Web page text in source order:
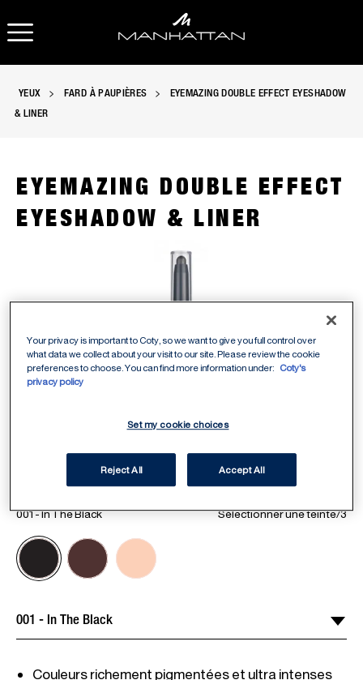
OUVRIR LA NAVIGATION
YEUX FARD À PAUPIÈRES
EYEMAZING DOUBLE EFFECT EYESHADOW
& LINER
EYEMAZING DOUBLE EFFECT
EYESHADOW & LINER
Manhattan Eyemazing Double Effect Eyeshadow & Liner en
ITEM 01 (CURRENT SLIDE)
ITEM 02
001 - In The Black Sélectionner une teinte/3
Your privacy is important to Coty, so we want to give you full control over
what data we collect about your visit to our site. Please review the cookie
preferences to choose. You can find more information under:
Coty's
privacy policy
Set my cookie choices
Reject All Accept All